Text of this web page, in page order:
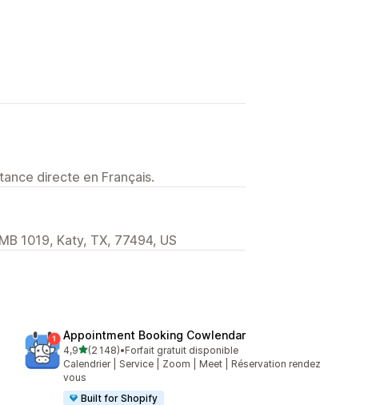
directe en Français.
1019, Katy, TX, 77494, US
Appointment Booking Cowlendar
4,9étoile(s) sur 5
(2 148)
2148 avis au total
•Forfait gratuit disponible
Calendrier | Service | Zoom | Meet | Réservation rendez
vous
Built for Shopify